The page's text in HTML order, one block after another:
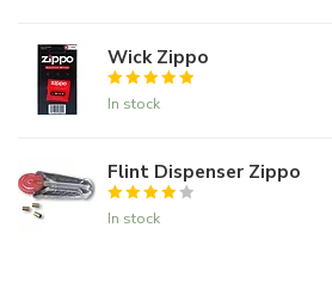
Wick Zippo
In stock
Flint Dispenser Zippo
In stock